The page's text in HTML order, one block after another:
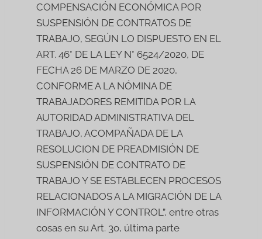
COMPENSACIÓN ECONÓMICA POR
SUSPENSIÓN DE CONTRATOS DE
TRABAJO, SEGÚN LO DISPUESTO EN EL
ART. 46° DE LA LEY N° 6524/2020, DE
FECHA 26 DE MARZO DE 2020,
CONFORME A LA NÓMINA DE
TRABAJADORES REMITIDA POR LA
AUTORIDAD ADMINISTRATIVA DEL
TRABAJO, ACOMPAÑADA DE LA
RESOLUCION DE PREADMISIÓN DE
SUSPENSIÓN DE CONTRATO DE
TRABAJO Y SE ESTABLECEN PROCESOS
RELACIONADOS A LA MIGRACIÓN DE LA
INFORMACIÓN Y CONTROL”, entre otras
cosas en su Art. 3o, última parte